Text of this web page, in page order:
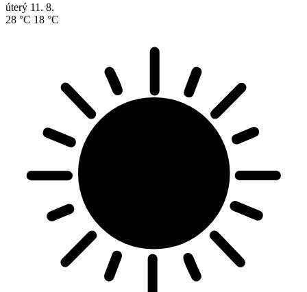
úterý 11. 8.
28 °C 18 °C